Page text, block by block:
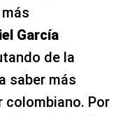
García
de la
saber más
Por